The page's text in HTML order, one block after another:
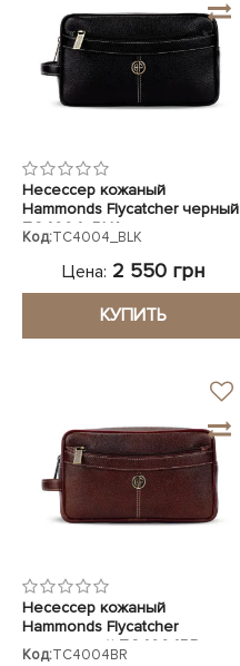
Показать все
Показать все
Показать все
Несессер кожаный
Hammonds Flycatcher черный
TC4004_BLK
Код:TC4004_BLK
Цена: 2 550 грн
КУПИТЬ
Несессер кожаный
Hammonds Flycatcher
коричневый TC4004BR
Код:TC4004BR